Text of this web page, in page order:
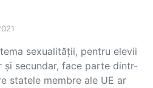
sexualității, pentru elevii
și secundar, face parte dintr-
statele membre ale UE ar